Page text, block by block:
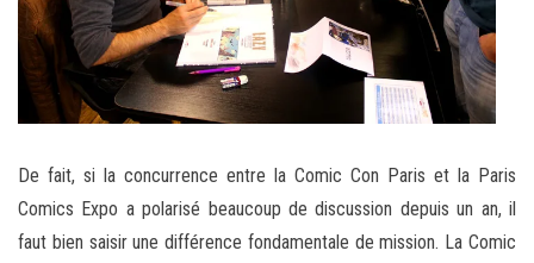
De fait, si la concurrence entre la Comic Con Paris et la Paris
Comics Expo a polarisé beaucoup de discussion depuis un an, il
faut bien saisir une différence fondamentale de mission. La Comic